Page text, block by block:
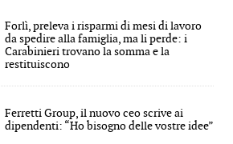
Forlì, preleva i risparmi di mesi di lavoro
da spedire alla famiglia, ma li perde: i
Carabinieri trovano la somma e la
restituiscono
Ferretti Group, il nuovo ceo scrive ai
dipendenti: “Ho bisogno delle vostre idee”